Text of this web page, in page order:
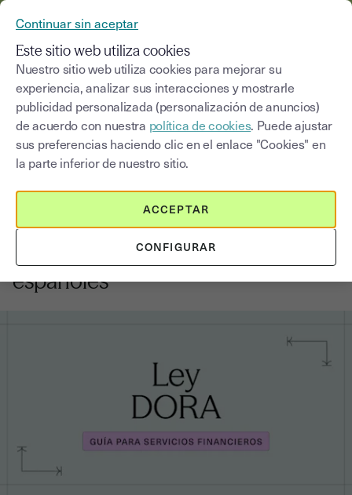
Blog
Seleccionar una categoría Saisissez un terme
Cómo cumplir con DORA: guía
para servicios financieros
españoles
Continuar sin aceptar
Este sitio web utiliza cookies
Nuestro sitio web utiliza cookies para mejorar su
experiencia, analizar sus interacciones y mostrarle
publicidad personalizada (personalización de anuncios)
de acuerdo con nuestra política de cookies. Puede ajustar
sus preferencias haciendo clic en el enlace "Cookies" en
la parte inferior de nuestro sitio.
CONFIGURAR
ACCEPTAR